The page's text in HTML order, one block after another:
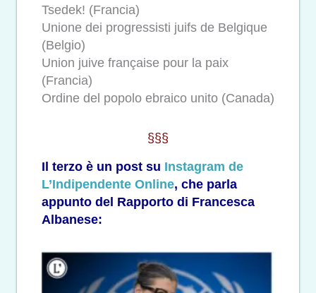
Tsedek! (Francia)
Unione dei progressisti juifs de Belgique
(Belgio)
Union juive française pour la paix
(Francia)
Ordine del popolo ebraico unito (Canada)
§§§
Il terzo è un post su Instagram de
L’Indipendente Online, che parla
appunto del Rapporto di Francesca
Albanese: